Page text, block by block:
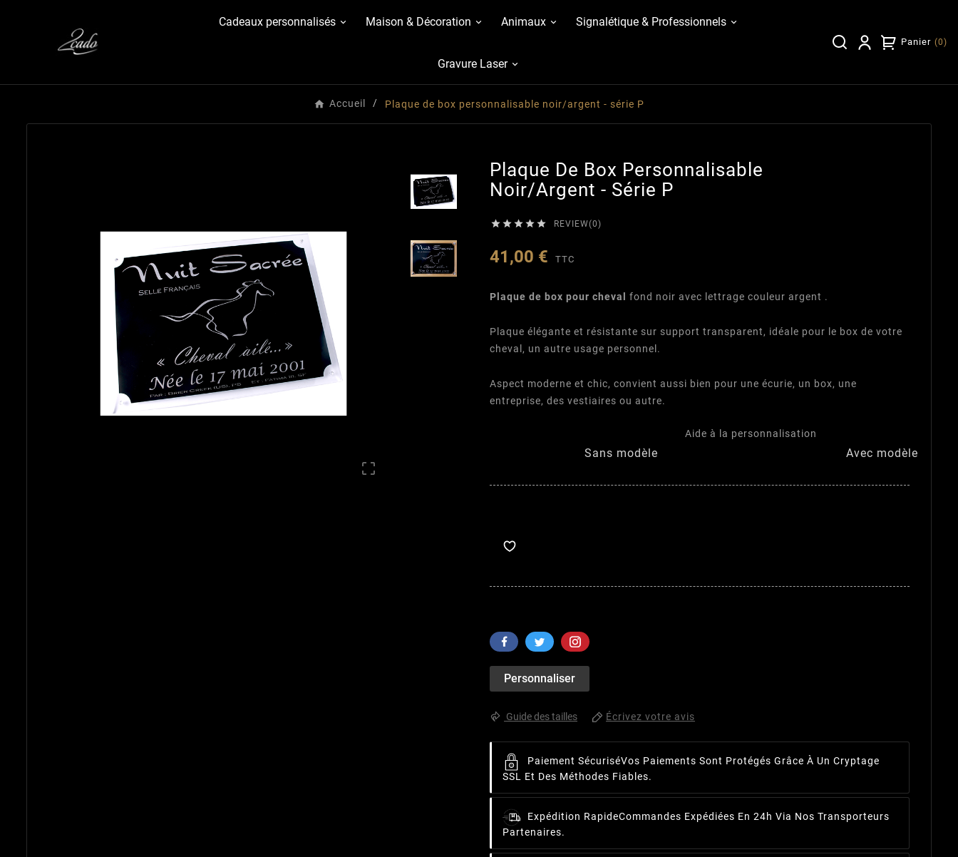
Cadeaux personnalisés Maison & Décoration Animaux Signalétique & Professionnels
Gravure Laser
Panier (0)
Accueil Plaque de box personnalisable noir/argent - série P

Plaque De Box Personnalisable
Noir/argent - Série P
     REVIEW(0)
41,00 € TTC
Plaque de box pour cheval fond noir avec lettrage couleur argent .
Plaque élégante et résistante sur support transparent, idéale pour le box de votre
cheval, un autre usage personnel.
Aspect moderne et chic, convient aussi bien pour une écurie, un box, une
entreprise, des vestiaires ou autre.
Aide à la personnalisation
Sans modèle Avec modèle
Personnaliser
Guide des tailles Écrivez votre avis
Paiement SécuriséVos Paiements Sont Protégés Grâce À Un Cryptage
SSL Et Des Méthodes Fiables.
Expédition RapideCommandes Expédiées En 24h Via Nos Transporteurs
Partenaires.